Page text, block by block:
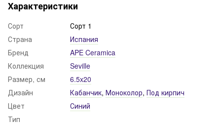
Характеристики
Сорт
Сорт 1
Страна
Испания
Бренд
APE Ceramica
Коллекция
Seville
Размер, см
6.5x20
Дизайн
Кабанчик, Моноколор, Под кирпич
Цвет
Синий
Тип